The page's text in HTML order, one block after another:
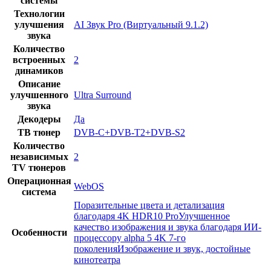
Технологии
улучшения
звука
AI Звук Pro (Виртуальный 9.1.2)
Количество
встроенных
динамиков
2
Описание
улучшенного
звука
Ultra Surround
Декодеры
Да
ТВ тюнер
DVB-C+DVB-T2+DVB-S2
Количество
независимых
TV тюнеров
2
Операционная
система
WebOS
Особенности
Поразительные цвета и детализация
благодаря 4K HDR10 ProУлучшенное
качество изображения и звука благодаря ИИ-
процессору alpha 5 4K 7-го
поколенияИзображение и звук, достойные
кинотеатра